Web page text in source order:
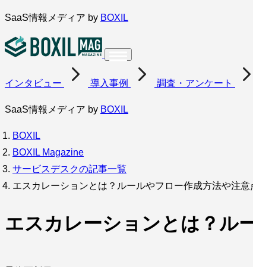
内
を
キ
SaaS情報メディア by BOXIL
インタビュー 導入事例 調査・アンケート
SaaS情報メディア by BOXIL
BOXIL
BOXIL Magazine
サービスデスクの記事一覧
エスカレーションとは？ルールやフロー作成方法や注意
エスカレーションとは？ル